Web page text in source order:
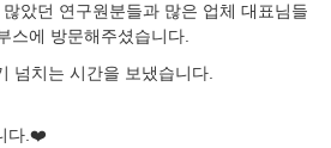
았던 연구원분들과 많은 업체 대표님들
스에 방문해주셨습니다.
넘치는 시간을 보냈습니다.
.❤️